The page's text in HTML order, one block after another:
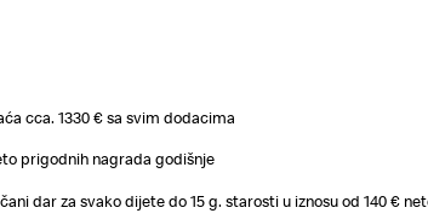
cca. 1330 € sa svim dodacima
prigodnih nagrada godišnje
dar za svako dijete do 15 g. starosti u iznosu od 140 €